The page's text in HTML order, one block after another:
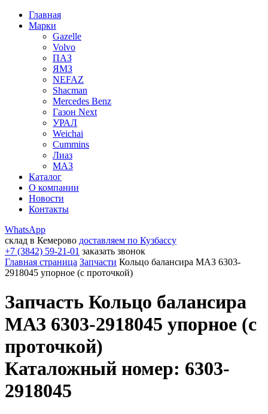
Главная
Марки
Gazelle
Volvo
ПАЗ
ЯМЗ
NEFAZ
Shacman
Mercedes Benz
Газон Next
УРАЛ
Weichai
Cummins
Лиаз
МАЗ
Каталог
О компании
Новости
Контакты
WhatsApp
склад в Кемерово доставляем по Кузбассу
+7 (3842) 59-21-01 заказать звонок
Главная страница Запчасти Кольцо балансира МАЗ 6303-
2918045 упорное (с проточкой)
Запчасть Кольцо балансира
МАЗ 6303-2918045 упорное (с
проточкой)
Каталожный номер: 6303-
2918045